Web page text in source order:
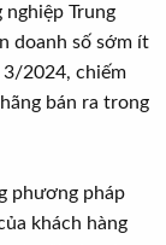
Trung
doanh số sớm ít
2024, chiếm
bán ra trong
phương pháp
khách hàng